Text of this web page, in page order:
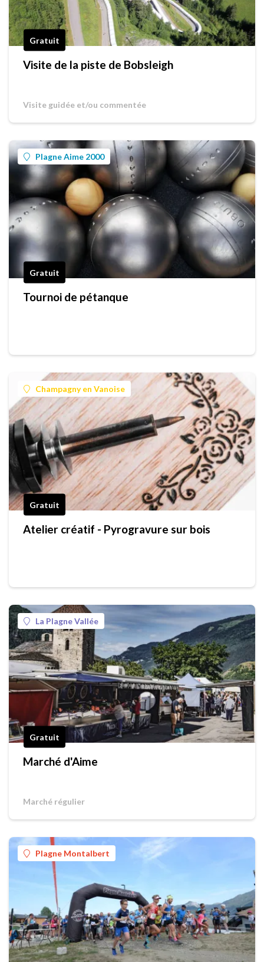
Gratuit
Visite de la piste de Bobsleigh
Visite guidée et/ou commentée
Plagne Aime 2000
Gratuit
Tournoi de pétanque
Champagny en Vanoise
Gratuit
Atelier créatif - Pyrogravure sur bois
La Plagne Vallée
Gratuit
Marché d'Aime
Marché régulier
Plagne Montalbert